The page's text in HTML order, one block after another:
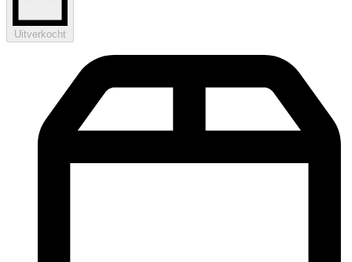
Uitverkocht